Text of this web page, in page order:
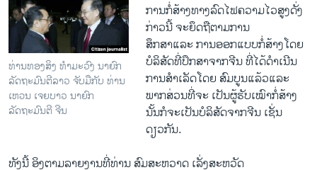
ທ່ານທອງສິງ ທໍາມະວົງ ນາຍົກ
ລັດຖະມົນຕີລາວ ຈັບມືກັບ ທ່ານ
ເຫວນ ເຈຍບາວ ນາຍົກ
ລັດຖະມົນຕີ ຈີນ
ການກໍ່ສ້າງທາງລົດໄຟຄວາມໄວສູງດັ່ງ
ກ່າວນີ້ ຈະຍຶດຖືຕາມການ
ສຶກສາແລະ ການອອກແບບກໍ່ສ້າງໂດຍ
ບໍລິສັດທີ່ປຶກສາຈາກຈີນ ທີ່ໄດ້ດໍາເນີນ
ການສໍາເລັດໂດຍ ສົມບູນແລ້ວແລະ
ພາກສ່ວນທີ່ຈະ ເປັນຜູ້ຮັບເໝົາກໍ່ສ້າງ
ນັ້ນກໍຈະເປັນບໍລິສັດຈາກຈີນ ເຊັ່ນ
ດຽວກັນ.
ທັງນີ້ ອິງຕາມລາຍງານທີ່ທ່ານ ສົມສະຫວາດ ເລັ່ງສະຫວັດ